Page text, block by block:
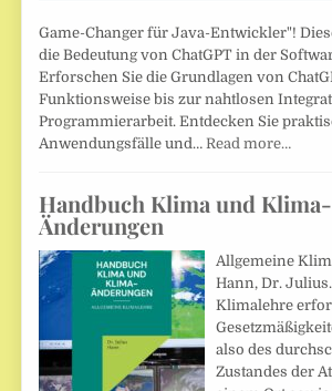
Game-Changer für Java-Entwickler"!
die Bedeutung von ChatGPT in der
Erforschen Sie die Grundlagen von
Funktionsweise bis zur nahtlosen
Programmierarbeit. Entdecken Sie
Anwendungsfälle und… Read more…
Handbuch Klima und Klima-
Änderungen
Allgemeine
Hann, Dr.
Klimalehre
also des
Zustandes der